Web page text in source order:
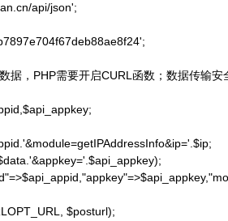
api/json';
据，PHP需要开启CURL函数；数据传输安
$posturl);